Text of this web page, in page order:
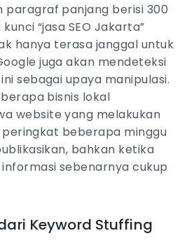
paragraf panjang berisi 300
“jasa SEO Jakarta”
hanya terasa janggal untuk
juga akan mendeteksi
sebagai upaya manipulasi.
bisnis lokal
website yang melakukan
peringkat beberapa minggu
bahkan ketika
sebenarnya cukup
Keyword Stuffing